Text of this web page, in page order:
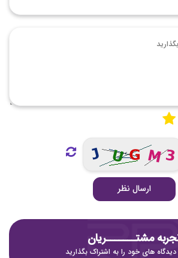
ارسال نظر
مشتـــــــریان
های خود را به اشتراک بگذارید